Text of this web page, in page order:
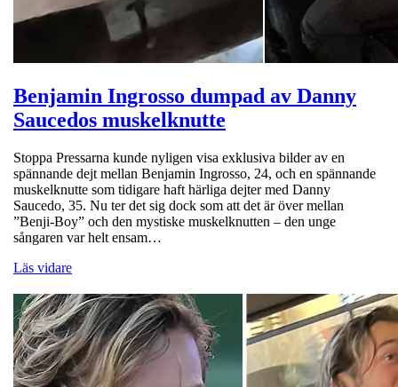
Benjamin Ingrosso dumpad av Danny
Saucedos muskelknutte
Stoppa Pressarna kunde nyligen visa exklusiva bilder av en
spännande dejt mellan Benjamin Ingrosso, 24, och en spännande
muskelknutte som tidigare haft härliga dejter med Danny
Saucedo, 35. Nu ter det sig dock som att det är över mellan
”Benji-Boy” och den mystiske muskelknutten – den unge
sångaren var helt ensam…
Läs vidare